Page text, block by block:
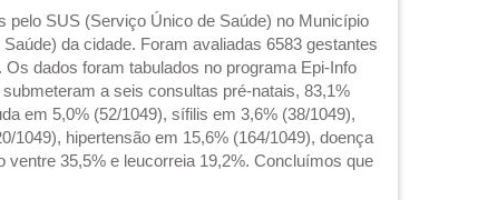
pelo SUS (Serviço Único de Saúde) no Município
da cidade. Foram avaliadas 6583 gestantes
dados foram tabulados no programa Epi-Info
a seis consultas pré-natais, 83,1%
em 5,0% (52/1049), sífilis em 3,6% (38/1049),
1049), hipertensão em 15,6% (164/1049), doença
ventre 35,5% e leucorreia 19,2%. Concluímos que